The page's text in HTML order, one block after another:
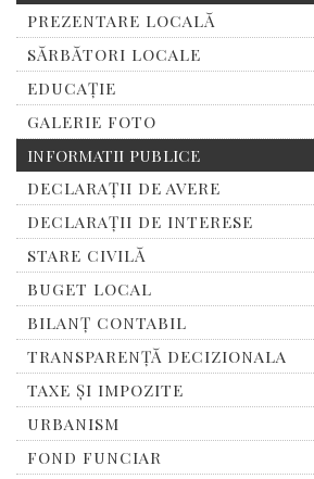
PREZENTARE LOCALĂ
SĂRBĂTORI LOCALE
EDUCAȚIE
GALERIE FOTO
INFORMATII PUBLICE
DECLARAȚII DE AVERE
DECLARAȚII DE INTERESE
STARE CIVILĂ
BUGET LOCAL
BILANȚ CONTABIL
TRANSPARENȚĂ DECIZIONALA
TAXE ȘI IMPOZITE
URBANISM
FOND FUNCIAR